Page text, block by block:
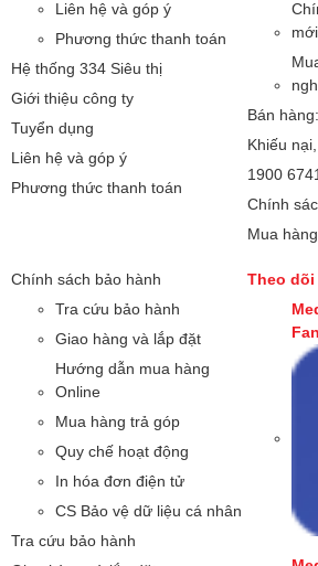
dùng được thiết kế với phông chữ lớn
này sẽ là điểm cộng giúp các khách
đọc hiểu và thao tác một cách nhanh
Khả năng đàm thoại xuyên suốt, hỗ
2.000 số
So với các dòng điện thoại phổ thông
sử dụng mạng 2G / 2.5G thì Masstel
tiến vượt trội khi có khả năng kết nối
này sẽ giúp bạn có những trải nghiệm
và ổn định, rõ ràng với chất lượng âm
trong bất kỳ trường hợp nào.
Liên hệ và góp ý
Phương thức thanh toán
Hệ thống 334 Siêu thị
Giới thiệu công ty
Tuyển dụng
Liên hệ và góp ý
Phương thức thanh toán
mới
Bán
Khiếu
1900 6741
Chính
Mua
Chính sách bảo hành
Tra cứu bảo hành
Giao hàng và lắp đặt
Hướng dẫn mua hàng
Online
Mua hàng trả góp
Quy chế hoạt động
In hóa đơn điện tử
CS Bảo vệ dữ liệu cá nhân
Tra cứu bảo hành
Theo dõi